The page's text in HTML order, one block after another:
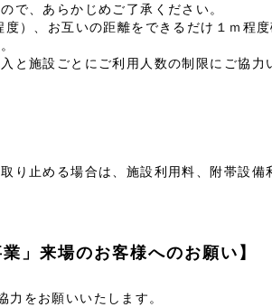
で、あらかじめご了承ください。
）、お互いの距離をできるだけ１ｍ程
と施設ごとにご利用人数の制限にご協力
り止める場合は、施設利用料、附帯設備
」来場のお客様へのお願い】
力をお願いいたします。